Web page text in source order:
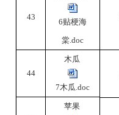
43
6贴梗海
棠.doc
44
木瓜
7木瓜.doc
苹果